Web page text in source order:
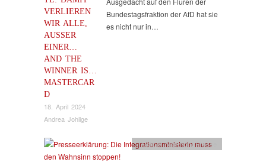
VERLIEREN
WIR ALLE,
AUSSER E
INER… A
ND THE W
INNER IS… M
ASTERCARD
18. April 2024
Andrea Johlige
Bundestagsfraktion der AfD hat sie
es nicht nur in…
Flucht & Migration,Presse